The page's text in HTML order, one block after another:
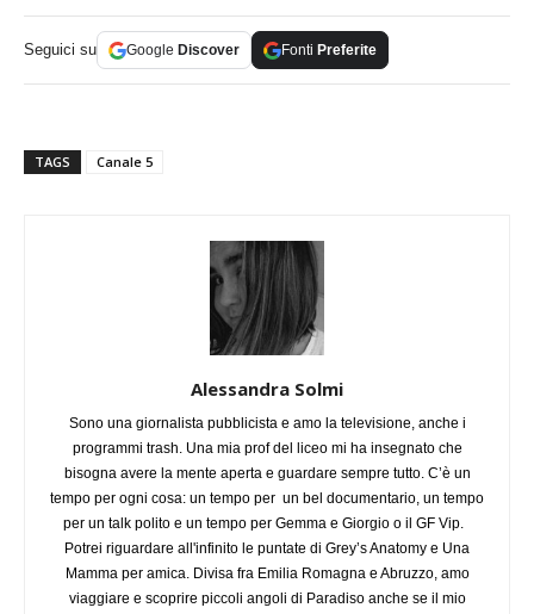
Seguici su Google Discover Fonti Preferite
TAGS Canale 5
Alessandra Solmi
Sono una giornalista pubblicista e amo la televisione, anche i
programmi trash. Una mia prof del liceo mi ha insegnato che
bisogna avere la mente aperta e guardare sempre tutto. C’è un
tempo per ogni cosa: un tempo per un bel documentario, un tempo
per un talk polito e un tempo per Gemma e Giorgio o il GF Vip.
Potrei riguardare all'infinito le puntate di Grey’s Anatomy e Una
Mamma per amica. Divisa fra Emilia Romagna e Abruzzo, amo
viaggiare e scoprire piccoli angoli di Paradiso anche se il mio